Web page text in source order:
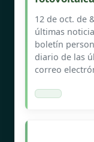
12 de oct. de
últimas
boletín
diario de las
correo